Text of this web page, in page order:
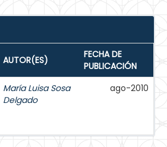
AUTOR(ES)
FECHA DE
PUBLICACIÓN
María Luisa Sosa
Delgado
ago-2010